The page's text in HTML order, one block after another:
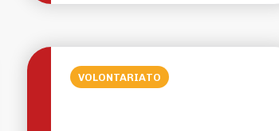
VOLONTARIATO